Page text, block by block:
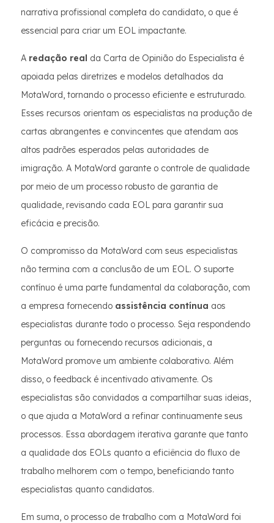
narrativa profissional completa do candidato, o que é
essencial para criar um EOL impactante.
A redação real da Carta de Opinião do Especialista é
apoiada pelas diretrizes e modelos detalhados da
MotaWord, tornando o processo eficiente e estruturado.
Esses recursos orientam os especialistas na produção de
cartas abrangentes e convincentes que atendam aos
altos padrões esperados pelas autoridades de
imigração. A MotaWord garante o controle de qualidade
por meio de um processo robusto de garantia de
qualidade, revisando cada EOL para garantir sua
eficácia e precisão.
O compromisso da MotaWord com seus especialistas
não termina com a conclusão de um EOL. O suporte
contínuo é uma parte fundamental da colaboração, com
a empresa fornecendo assistência contínua aos
especialistas durante todo o processo. Seja respondendo
perguntas ou fornecendo recursos adicionais, a
MotaWord promove um ambiente colaborativo. Além
disso, o feedback é incentivado ativamente. Os
especialistas são convidados a compartilhar suas ideias,
o que ajuda a MotaWord a refinar continuamente seus
processos. Essa abordagem iterativa garante que tanto
a qualidade dos EOLs quanto a eficiência do fluxo de
trabalho melhorem com o tempo, beneficiando tanto
especialistas quanto candidatos.
Em suma, o processo de trabalho com a MotaWord foi